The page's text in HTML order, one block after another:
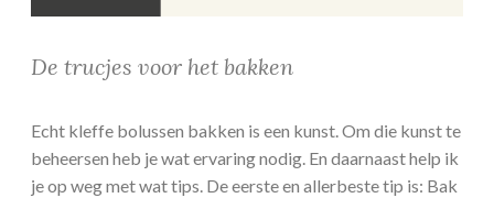
De trucjes voor het bakken
Echt kleffe bolussen bakken is een kunst. Om die kunst te
beheersen heb je wat ervaring nodig. En daarnaast help ik
je op weg met wat tips. De eerste en allerbeste tip is: Bak